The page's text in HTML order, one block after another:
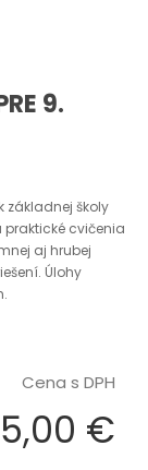
9.
základnej školy
cvičenia
aj hrubej
Úlohy
Cena s DPH
5,00 €